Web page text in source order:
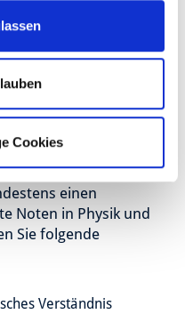
Cookies
arbeiten
einen
Noten in Physik und
Sie folgende
Verständnis